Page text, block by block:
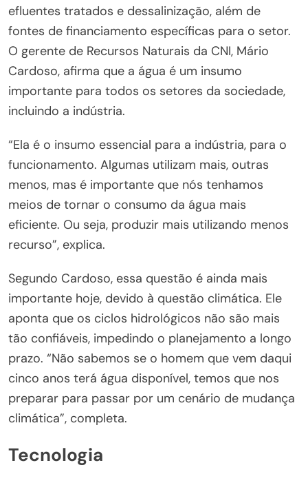
efluentes tratados e dessalinização, além de
fontes de financiamento específicas para o setor.
O gerente de Recursos Naturais da CNI, Mário
Cardoso, afirma que a água é um insumo
importante para todos os setores da sociedade,
incluindo a indústria.
“Ela é o insumo essencial para a indústria, para o
funcionamento. Algumas utilizam mais, outras
menos, mas é importante que nós tenhamos
meios de tornar o consumo da água mais
eficiente. Ou seja, produzir mais utilizando menos
recurso”, explica.
Segundo Cardoso, essa questão é ainda mais
importante hoje, devido à questão climática. Ele
aponta que os ciclos hidrológicos não são mais
tão confiáveis, impedindo o planejamento a longo
prazo. “Não sabemos se o homem que vem daqui
cinco anos terá água disponível, temos que nos
preparar para passar por um cenário de mudança
climática”, completa.
Tecnologia